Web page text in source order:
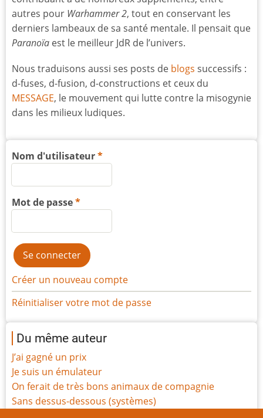
autres pour Warhammer 2, tout en conservant les
derniers lambeaux de sa santé mentale. Il pensait que
Paranoïa est le meilleur JdR de l’univers.
Nous traduisons aussi ses posts de blogs successifs :
d-fuses, d-fusion, d-constructions et ceux du
MESSAGE, le mouvement qui lutte contre la misogynie
dans les milieux ludiques.
Nom d'utilisateur
Mot de passe
Créer un nouveau compte
Réinitialiser votre mot de passe
Du même auteur
J’ai gagné un prix
Je suis un émulateur
On ferait de très bons animaux de compagnie
Sans dessus-dessous (systèmes)